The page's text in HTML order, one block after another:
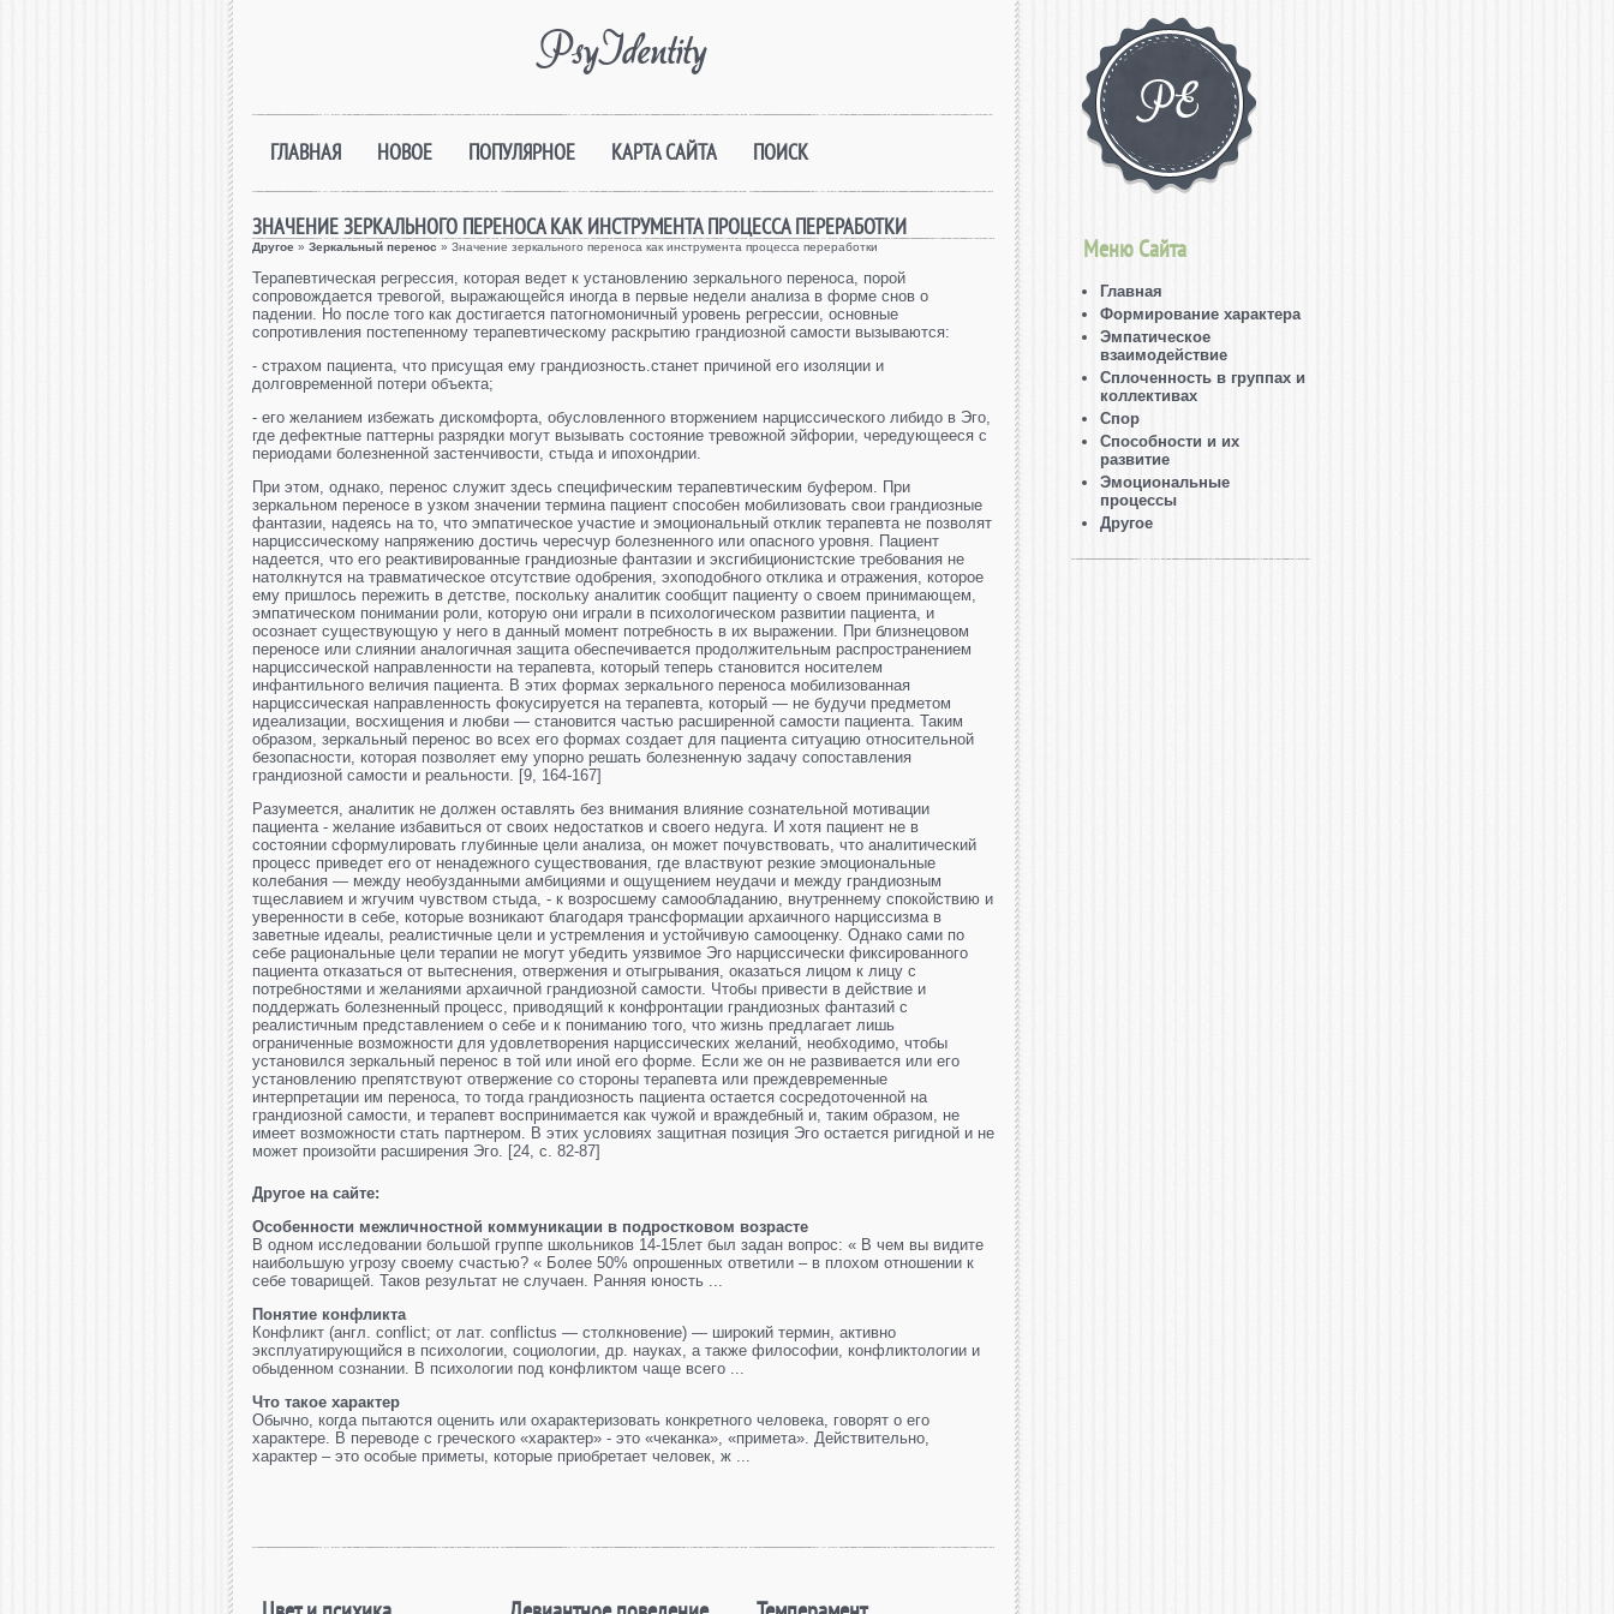
PsyIdentity
ГЛАВНАЯ НОВОЕ ПОПУЛЯРНОЕ КАРТА САЙТА ПОИСК
ЗНАЧЕНИЕ ЗЕРКАЛЬНОГО ПЕРЕНОСА КАК ИНСТРУМЕНТА ПРОЦЕССА ПЕРЕРАБОТКИ
Другое » Зеркальный перенос » Значение зеркального переноса как инструмента процесса переработки
Терапевтическая регрессия, которая ведет к установлению зеркального переноса, порой
сопровождается тревогой, выражающейся иногда в первые недели анализа в форме снов о
падении. Но после того как достигается патогномоничный уровень регрессии, основные
сопротивления постепенному терапевтическому раскрытию грандиозной самости вызываются:
- страхом пациента, что присущая ему грандиозность.станет причиной его изоляции и
долговременной потери объекта;
- его желанием избежать дискомфорта, обусловленного вторжением нарциссического либидо в Эго,
где дефектные паттерны разрядки могут вызывать состояние тревожной эйфории, чередующееся с
периодами болезненной застенчивости, стыда и ипохондрии.
При этом, однако, перенос служит здесь специфическим терапевтическим буфером. При
зеркальном переносе в узком значении термина пациент способен мобилизовать свои грандиозные
фантазии, надеясь на то, что эмпатическое участие и эмоциональный отклик терапевта не позволят
нарциссическому напряжению достичь чересчур болезненного или опасного уровня. Пациент
надеется, что его реактивированные грандиозные фантазии и эксгибиционистские требования не
натолкнутся на травматическое отсутствие одобрения, эхоподобного отклика и отражения, которое
ему пришлось пережить в детстве, поскольку аналитик сообщит пациенту о своем принимающем,
эмпатическом понимании роли, которую они играли в психологическом развитии пациента, и
осознает существующую у него в данный момент потребность в их выражении. При близнецовом
переносе или слиянии аналогичная защита обеспечивается продолжительным распространением
нарциссической направленности на терапевта, который теперь становится носителем
инфантильного величия пациента. В этих формах зеркального переноса мобилизованная
нарциссическая направленность фокусируется на терапевта, который — не будучи предметом
идеализации, восхищения и любви — становится частью расширенной самости пациента. Таким
образом, зеркальный перенос во всех его формах создает для пациента ситуацию относительной
безопасности, которая позволяет ему упорно решать болезненную задачу сопоставления
грандиозной самости и реальности. [9, 164-167]
Разумеется, аналитик не должен оставлять без внимания влияние сознательной мотивации
пациента - желание избавиться от своих недостатков и своего недуга. И хотя пациент не в
состоянии сформулировать глубинные цели анализа, он может почувствовать, что аналитический
процесс приведет его от ненадежного существования, где властвуют резкие эмоциональные
колебания — между необузданными амбициями и ощущением неудачи и между грандиозным
тщеславием и жгучим чувством стыда, - к возросшему самообладанию, внутреннему спокойствию и
уверенности в себе, которые возникают благодаря трансформации архаичного нарциссизма в
заветные идеалы, реалистичные цели и устремления и устойчивую самооценку. Однако сами по
себе рациональные цели терапии не могут убедить уязвимое Эго нарциссически фиксированного
пациента отказаться от вытеснения, отвержения и отыгрывания, оказаться лицом к лицу с
потребностями и желаниями архаичной грандиозной самости. Чтобы привести в действие и
поддержать болезненный процесс, приводящий к конфронтации грандиозных фантазий с
реалистичным представлением о себе и к пониманию того, что жизнь предлагает лишь
ограниченные возможности для удовлетворения нарциссических желаний, необходимо, чтобы
установился зеркальный перенос в той или иной его форме. Если же он не развивается или его
установлению препятствуют отвержение со стороны терапевта или преждевременные
интерпретации им переноса, то тогда грандиозность пациента остается сосредоточенной на
грандиозной самости, и терапевт воспринимается как чужой и враждебный и, таким образом, не
имеет возможности стать партнером. В этих условиях защитная позиция Эго остается ригидной и не
может произойти расширения Эго. [24, c. 82-87]
Другое на сайте:
Особенности межличностной коммуникации в подростковом возрасте
В одном исследовании большой группе школьников 14-15лет был задан вопрос: « В чем вы видите
наибольшую угрозу своему счастью? « Более 50% опрошенных ответили – в плохом отношении к
себе товарищей. Таков результат не случаен. Ранняя юность ...
Понятие конфликта
Конфликт (англ. conflict; от лат. conflictus — столкновение) — широкий термин, активно
эксплуатирующийся в психологии, социологии, др. науках, а также философии, конфликтологии и
обыденном сознании. В психологии под конфликтом чаще всего ...
Что такое характер
Обычно, когда пытаются оценить или охарактеризовать конкретного человека, говорят о его
характере. В переводе с греческого «характер» - это «чеканка», «примета». Действительно,
характер – это особые приметы, которые приобретает человек, ж ...
Меню Сайта
Главная
Формирование характера
Эмпатическое
взаимодействие
Сплоченность в группах и
коллективах
Спор
Способности и их
развитие
Эмоциональные
процессы
Другое